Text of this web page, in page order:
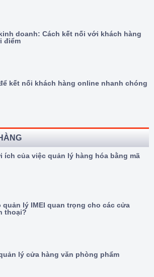
doanh: Cách kết nối với khách hàng
điểm
kết nối khách hàng online nhanh chóng
ích của việc quản lý hàng hóa bằng mã
quản lý IMEI quan trọng cho các cửa
thoại?
lý cửa hàng văn phòng phẩm